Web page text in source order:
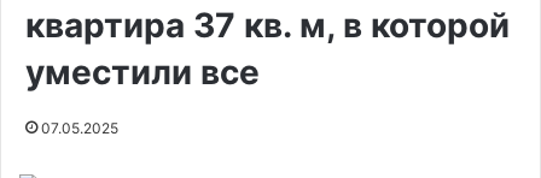
квартира 37 кв. м, в которой
уместили все
07.05.2025